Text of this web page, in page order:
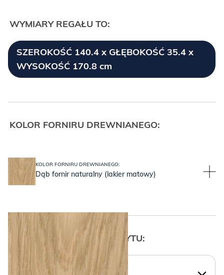
WYMIARY REGAŁU TO:
SZEROKOŚĆ 140.4 x GŁĘBOKOŚĆ 35.4 x
WYSOKOŚĆ 170.8 cm
KOLOR FORNIRU DREWNIANEGO:
KOLOR FORNIRU DREWNIANEGO:
Dąb fornir naturalny (lakier matowy)
WYBIERZ KSZTAŁT UCHWYTU: